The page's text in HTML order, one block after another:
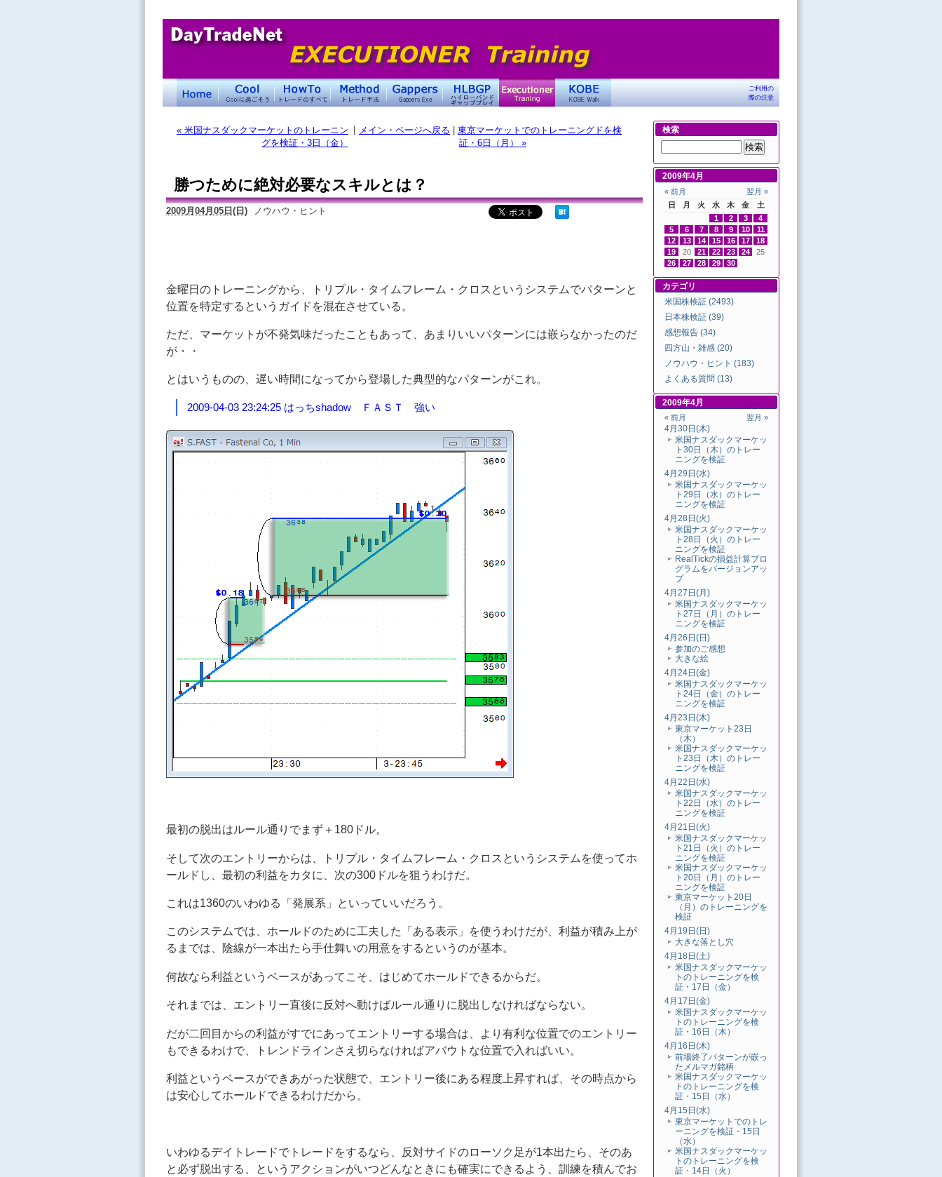
ご利用の
際の注意
« 米国ナスダックマーケットのトレーニン
グを検証・3日（金）
メイン・ページへ戻る
東京マーケットでのトレーニングドを検
証・6日（月） »
勝つために絶対必要なスキルとは？
2009月04月05日(日) ノウハウ・ヒント
金曜日のトレーニングから、トリプル・タイムフレーム・クロスというシステムでパターンと
位置を特定するというガイドを混在させている。
ただ、マーケットが不発気味だったこともあって、あまりいいパターンには嵌らなかったのだ
が・・
とはいうものの、遅い時間になってから登場した典型的なパターンがこれ。
2009-04-03 23:24:25 はっちshadow ＦＡＳＴ 強い
最初の脱出はルール通りでまず＋180ドル。
そして次のエントリーからは、トリプル・タイムフレーム・クロスというシステムを使ってホ
ールドし、最初の利益をカタに、次の300ドルを狙うわけだ。
これは1360のいわゆる「発展系」といっていいだろう。
このシステムでは、ホールドのために工夫した「ある表示」を使うわけだが、利益が積み上が
るまでは、陰線が一本出たら手仕舞いの用意をするというのが基本。
何故なら利益というベースがあってこそ、はじめてホールドできるからだ。
それまでは、エントリー直後に反対へ動けばルール通りに脱出しなければならない。
だが二回目からの利益がすでにあってエントリーする場合は、より有利な位置でのエントリー
もできるわけで、トレンドラインさえ切らなければアバウトな位置で入ればいい。
利益というベースができあがった状態で、エントリー後にある程度上昇すれば、その時点から
は安心してホールドできるわけだから。
いわゆるデイトレードでトレードをするなら、反対サイドのローソク足が1本出たら、そのあ
と必ず脱出する、というアクションがいつどんなときにも確実にできるよう、訓練を積んでお
検索
2009年4月
« 前月
翌月 »
日
月 火 水 木 金
土
1
2 3
4
5
6 7 8 9 10
11
12
13 14 15 16 17
18
19
20 21 22 23 24
25
26
27 28 29 30
カテゴリ
米国株検証 (2493)
日本株検証 (39)
感想報告 (34)
四方山・雑感 (20)
ノウハウ・ヒント (183)
よくある質問 (13)
2009年4月
« 前月 翌月 »
4月30日(木)
米国ナスダックマーケッ
ト30日（木）のトレー
ニングを検証
4月29日(水)
米国ナスダックマーケッ
ト29日（水）のトレー
ニングを検証
4月28日(火)
米国ナスダックマーケッ
ト28日（火）のトレー
ニングを検証
RealTickの損益計算プロ
グラムをバージョンアッ
プ
4月27日(月)
米国ナスダックマーケッ
ト27日（月）のトレー
ニングを検証
4月26日(日)
参加のご感想
大きな絵
4月24日(金)
米国ナスダックマーケッ
ト24日（金）のトレー
ニングを検証
4月23日(木)
東京マーケット23日
（木）
米国ナスダックマーケッ
ト23日（木）のトレー
ニングを検証
4月22日(水)
米国ナスダックマーケッ
ト22日（水）のトレー
ニングを検証
4月21日(火)
米国ナスダックマーケッ
ト21日（火）のトレー
ニングを検証
米国ナスダックマーケッ
ト20日（月）のトレー
ニングを検証
東京マーケット20日
（月）のトレーニングを
検証
4月19日(日)
大きな落とし穴
4月18日(土)
米国ナスダックマーケッ
トのトレーニングを検
証・17日（金）
4月17日(金)
米国ナスダックマーケッ
トのトレーニングを検
証・16日（木）
4月16日(木)
前場終了パターンが嵌っ
たメルマガ銘柄
米国ナスダックマーケッ
トのトレーニングを検
証・15日（水）
4月15日(水)
東京マーケットでのトレ
ーニングを検証・15日
（水）
米国ナスダックマーケッ
トのトレーニングを検
証・14日（火）